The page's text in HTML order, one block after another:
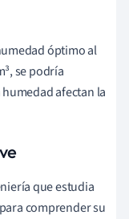
óptimo al
se podría
afectan la
que estudia
comprender su